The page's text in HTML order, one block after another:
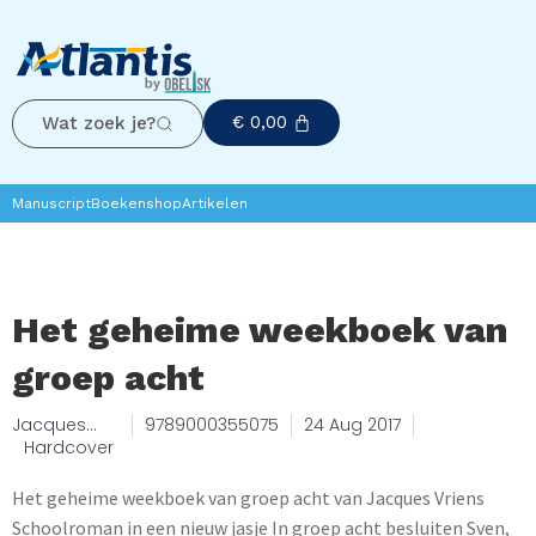
Wat zoek je? € 0,00
ManuscriptBoekenshopArtikelen
Het geheime weekboek van
groep acht
Jacques
Vriens
9789000355075
24 Aug 2017
Hardcover
Het geheime weekboek van groep acht van Jacques Vriens
Schoolroman in een nieuw jasje In groep acht besluiten Sven,